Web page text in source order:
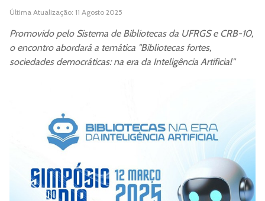
Última Atualização: 11 Agosto 2025
Promovido pelo Sistema de Bibliotecas da UFRGS e CRB-10,
o encontro abordará a temática "Bibliotecas fortes,
sociedades democráticas: na era da Inteligência Artificial"